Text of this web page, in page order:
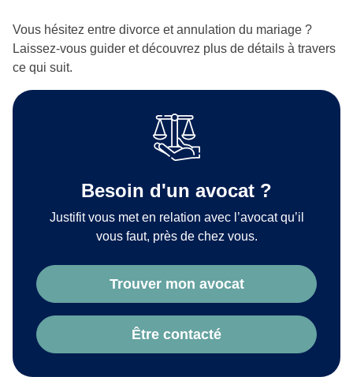
Vous hésitez entre divorce et annulation du mariage ?
Laissez-vous guider et découvrez plus de détails à travers
ce qui suit.
Besoin d'un avocat ?
Justifit vous met en relation avec l’avocat qu’il
vous faut, près de chez vous.
Trouver mon avocat
Être contacté